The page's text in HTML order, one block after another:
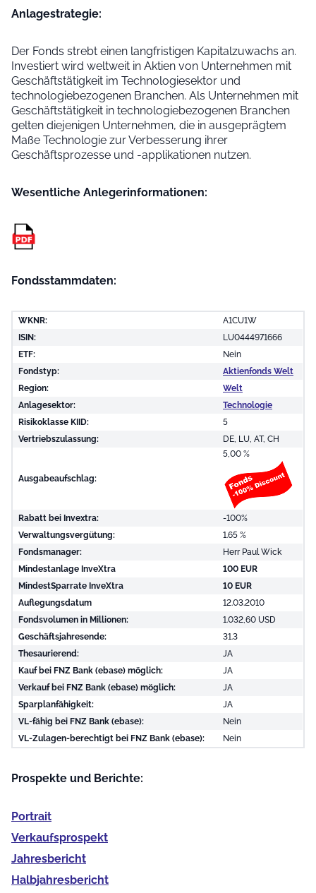
Anlage­strategie:
Der Fonds strebt einen langfristigen Kapitalzuwachs an.
Investiert wird weltweit in Aktien von Unternehmen mit
Geschäftstätigkeit im Technologiesektor und
technologiebezogenen Branchen. Als Unternehmen mit
Geschäftstätigkeit in technologiebezogenen Branchen
gelten diejenigen Unternehmen, die in ausgeprägtem
Maße Technologie zur Verbesserung ihrer
Geschäftsprozesse und -applikationen nutzen.
Wesentliche Anleger­informationen:
Fondsstammdaten:
WKNR:
A1CU1W
ISIN:
LU0444971666
ETF:
Nein
Fondstyp:
Aktienfonds Welt
Region:
Welt
Anlagesektor:
Technologie
Risikoklasse KIID:
5
Vertriebszulassung:
DE, LU, AT, CH
Ausgabeaufschlag:
5,00 %
Rabatt bei Invextra:
-100%
Verwaltungsvergütung:
1.65 %
Fondsmanager:
Herr Paul Wick
Mindestanlage InveXtra
100 EUR
MindestSparrate InveXtra
10 EUR
Auflegungsdatum
12.03.2010
Fondsvolumen in Millionen:
1.032,60 USD
Geschäftsjahresende:
31.3
Thesaurierend:
JA
Kauf bei FNZ Bank (ebase) möglich:
JA
Verkauf bei FNZ Bank (ebase) möglich:
JA
Sparplanfähigkeit:
JA
VL-fähig bei FNZ Bank (ebase):
Nein
VL-Zulagen-berechtigt bei FNZ Bank (ebase):
Nein
Prospekte und Berichte:
Portrait
Verkaufs­prospekt
Jahres­bericht
Halb­jahres­bericht